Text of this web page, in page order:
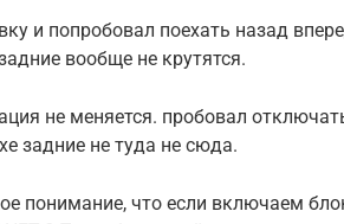
и попробовал поехать назад
вообще не крутятся.
не меняется. пробовал
задние не туда не сюда.
понимание, что если включаем